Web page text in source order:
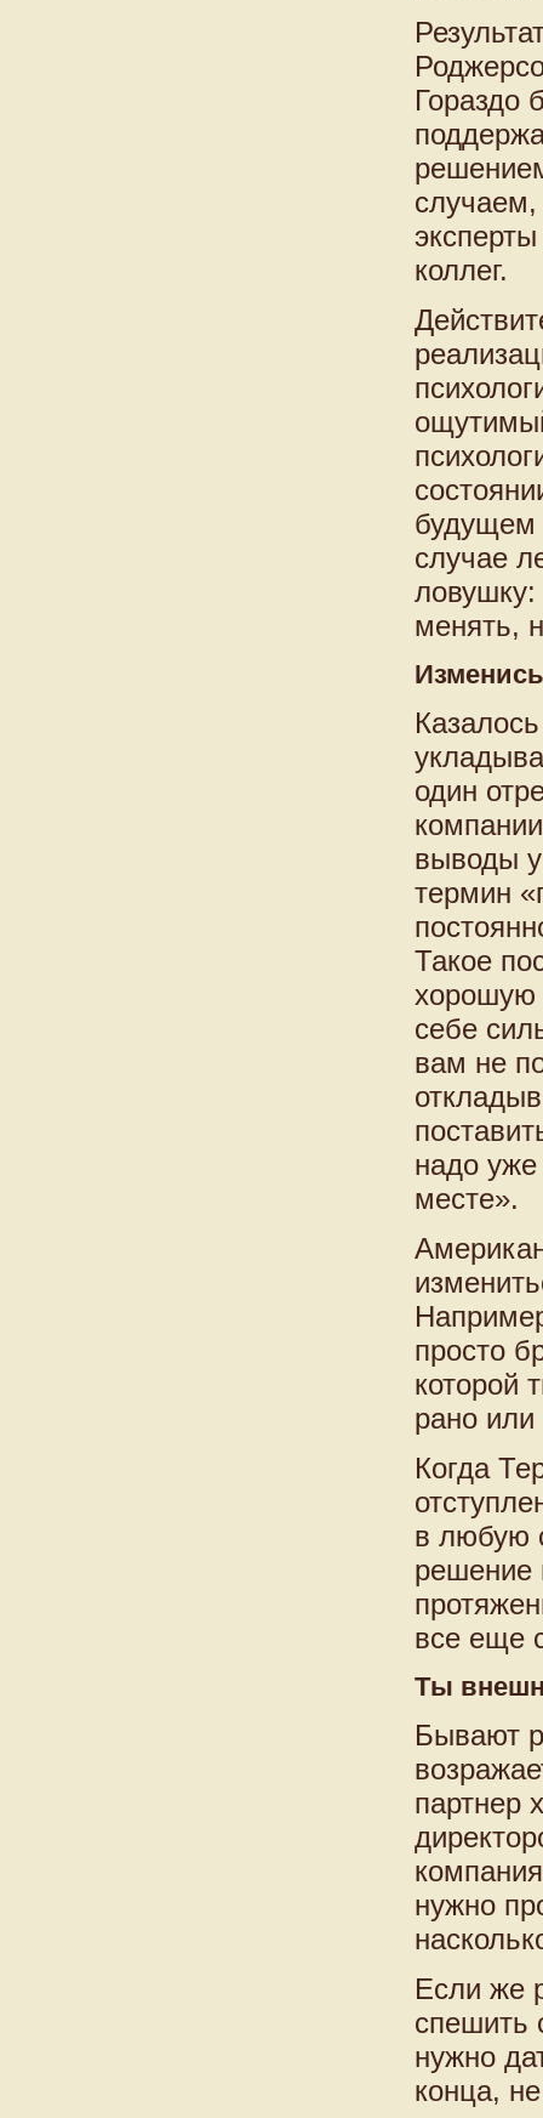
Гораздо
случаем,
коллег.
будущем
случае
ловушку:
менять,
один
выводы
термин
Такое
хорошую
себе
вам не
надо уже
месте».
просто
которой
рано или
Когда
в любую
решение
все еще
Ты
Бывают
партнер
нужно
Если же
спешить
нужно
конца,